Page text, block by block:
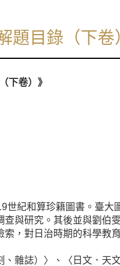
題目錄（下卷
下卷）》
紀和算珍籍圖書。臺
與研究。其後並與劉伯
，對日治時期的科學教
雜誌）〉、〈日文．天